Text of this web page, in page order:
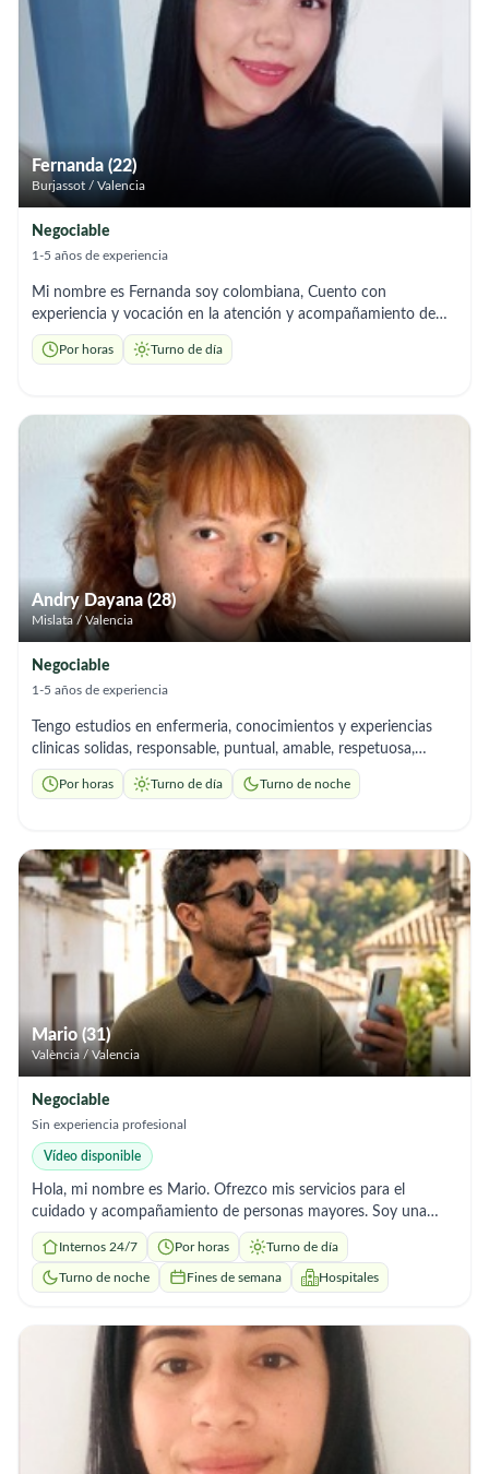
trato amable, paciencia y sensibilidad. Habilidades • Sé cocinar
muy bien (cuento con un curso de cocina). • Excelente en
limpieza y orden del hogar. • Muy buena compañía: soy
respetuosa, confiable y empática. 🕒 Disponibilidad • Trabajo
por horas • Jornada diurna (No interna). 📌 Situación actual
Recién llegada de Italia. Sin papeles todavía, pero en proceso de
regularización.
Fernanda (22)
Burjassot / Valencia
Negociable
1-5 años de experiencia
Mi nombre es Fernanda soy colombiana, Cuento con
experiencia y vocación en la atención y acompañamiento de
personas mayores, ofreciendo siempre un trato humano,
paciente y respetuoso. A lo largo de mi labor he adquirido
priorizando siempre el bienestar y la dignidad de cada persona
bajo mi cuidado. Me considero una persona responsable,
empática y comprometida, valores que considero esenciales
para este tipo de trabajo. Me motiva especialmente poder
contribuir a mejorar la calidad de vida de los adultos mayores,
brindándoles seguridad, compañía y un ambiente de confianza.
Estoy convencida de que mi dedicación y sensibilidad pueden
aportar positivamente a las personas que más amas.
Por horas Turno de día
Andry Dayana (28)
Mislata / Valencia
Negociable
1-5 años de experiencia
Tengo estudios en enfermeria, conocimientos y experiencias
clinicas solidas, responsable, puntual, amable, respetuosa,
comprensiva, confiable, empatica, paciente, con capacidad de
observacion y reaccion ante cualquier cambio, comunicacion
decidí estudiar enfermeria tuve un enfoque dedicado al
cuidado, acompañamiento y apoyo del adulto mayor, motivada
por la vocacion al servicio y una profunda humanidad. No solo
cuido un cuerpo fisico, sino que busco ofrecer un servicio
holistico en el que mi prioridad es proteger historias, dignidad
humana y aumentar la calidad de vida.
Por horas Turno de día Turno de noche
Mario (31)
València / Valencia
Negociable
Sin experiencia profesional
Vídeo disponible
Hola, mi nombre es Mario. Ofrezco mis servicios para el
cuidado y acompañamiento de personas mayores. Soy una
persona seria, responsable, paciente y con trato humano.
Servicios que ofrezco: ✔️ Aseo e higiene personal ✔️ Ayuda en
la movilidad ✔️ Preparación de comidas y control de rutinas
compañía trabajo con total compromiso, respeto y confianza.
📍 Ubicación: Valencia ⏰ Disponibilidad: Por horas / Jornada
Internos 24/7 Por horas Turno de día
Turno de noche Fines de semana Hospitales